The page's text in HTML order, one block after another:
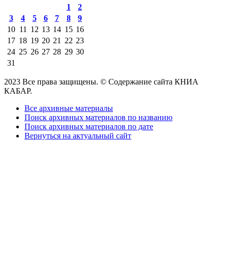
1
2
3
4 5 6 7 8
9
10 11 12 13 14 15 16
17 18 19 20 21 22 23
24 25 26 27 28 29 30
31
2023 Все права защищены. © Содержание сайта КНИА
КАБАР.
Все архивные материалы
Поиск архивных материалов по названию
Поиск архивных материалов по дате
Вернуться на актуальный сайт